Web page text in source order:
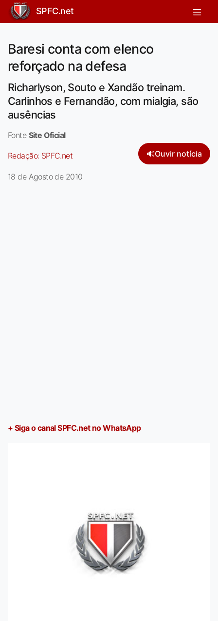
SPFC.net
Baresi conta com elenco
reforçado na defesa
Richarlyson, Souto e Xandão treinam.
Carlinhos e Fernandão, com mialgia, são
ausências
Fonte Site Oficial
Redação: SPFC.net 🔊Ouvir notícia
18 de Agosto de 2010
+ Siga o canal SPFC.net no WhatsApp